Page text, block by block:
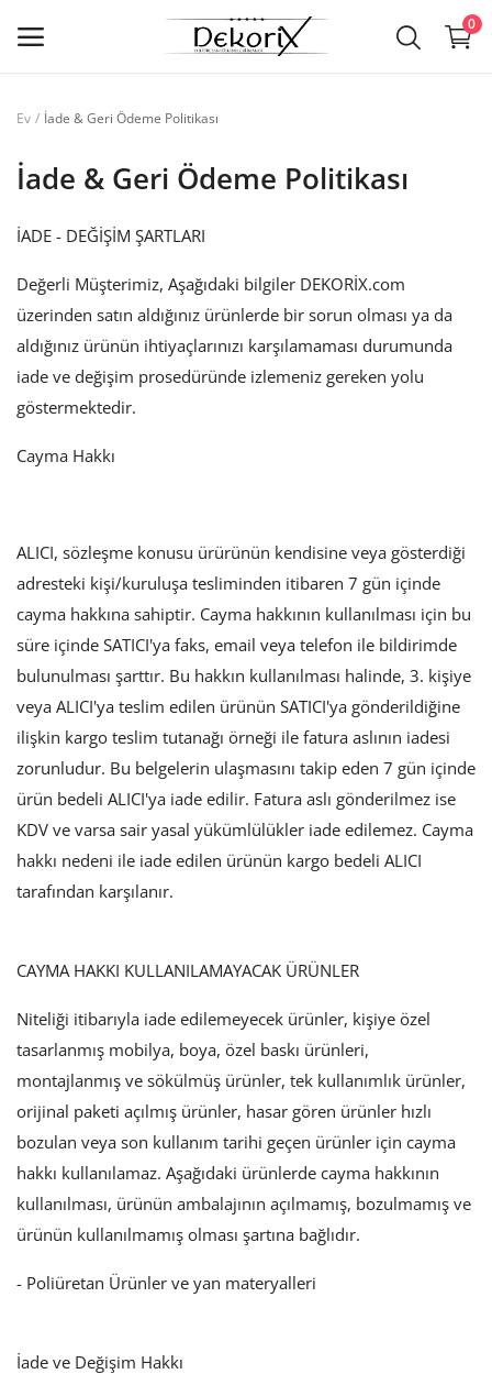
0
Sözlük
Rehberler
Galeri
İstek listesi
Kalıptan ürüne: teknoloji altyapımız
Giriş yapmak
Üye olmak
TRY (₺)
Ev İade & Geri Ödeme Politikası
İade & Geri Ödeme Politikası
İADE - DEĞİŞİM ŞARTLARI
Değerli Müşterimiz, Aşağıdaki bilgiler DEKORİX.com
üzerinden satın aldığınız ürünlerde bir sorun olması ya da
aldığınız ürünün ihtiyaçlarınızı karşılamaması durumunda
iade ve değişim prosedüründe izlemeniz gereken yolu
göstermektedir.
Cayma Hakkı
ALICI, sözleşme konusu ürürünün kendisine veya gösterdiği
adresteki kişi/kuruluşa tesliminden itibaren 7 gün içinde
cayma hakkına sahiptir. Cayma hakkının kullanılması için bu
süre içinde SATICI'ya faks, email veya telefon ile bildirimde
bulunulması şarttır. Bu hakkın kullanılması halinde, 3. kişiye
veya ALICI'ya teslim edilen ürünün SATICI'ya gönderildiğine
ilişkin kargo teslim tutanağı örneği ile fatura aslının iadesi
zorunludur. Bu belgelerin ulaşmasını takip eden 7 gün içinde
ürün bedeli ALICI'ya iade edilir. Fatura aslı gönderilmez ise
KDV ve varsa sair yasal yükümlülükler iade edilemez. Cayma
hakkı nedeni ile iade edilen ürünün kargo bedeli ALICI
tarafından karşılanır.
CAYMA HAKKI KULLANILAMAYACAK ÜRÜNLER
Niteliği itibarıyla iade edilemeyecek ürünler, kişiye özel
tasarlanmış mobilya, boya, özel baskı ürünleri,
montajlanmış ve sökülmüş ürünler, tek kullanımlık ürünler,
orijinal paketi açılmış ürünler, hasar gören ürünler hızlı
bozulan veya son kullanım tarihi geçen ürünler için cayma
hakkı kullanılamaz. Aşağıdaki ürünlerde cayma hakkının
kullanılması, ürünün ambalajının açılmamış, bozulmamış ve
ürünün kullanılmamış olması şartına bağlıdır.
- Poliüretan Ürünler ve yan materyalleri
İade ve Değişim Hakkı